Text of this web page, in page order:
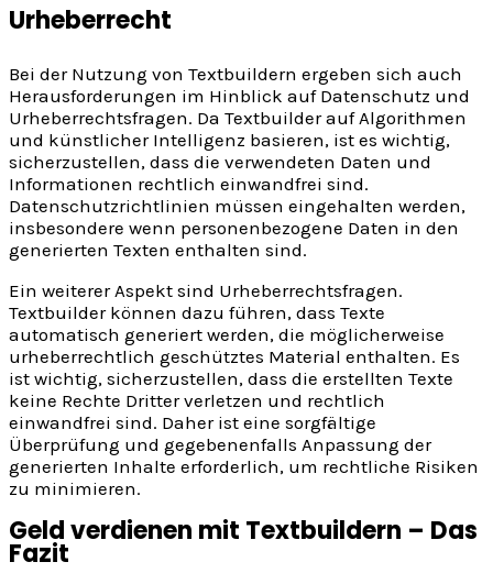
Urheberrecht
Bei der Nutzung von Textbuildern ergeben sich auch
Herausforderungen im Hinblick auf Datenschutz und
Urheberrechtsfragen. Da Textbuilder auf Algorithmen
und künstlicher Intelligenz basieren, ist es wichtig,
sicherzustellen, dass die verwendeten Daten und
Informationen rechtlich einwandfrei sind.
Datenschutzrichtlinien müssen eingehalten werden,
insbesondere wenn personenbezogene Daten in den
generierten Texten enthalten sind.
Ein weiterer Aspekt sind Urheberrechtsfragen.
Textbuilder können dazu führen, dass Texte
automatisch generiert werden, die möglicherweise
urheberrechtlich geschütztes Material enthalten. Es
ist wichtig, sicherzustellen, dass die erstellten Texte
keine Rechte Dritter verletzen und rechtlich
einwandfrei sind. Daher ist eine sorgfältige
Überprüfung und gegebenenfalls Anpassung der
generierten Inhalte erforderlich, um rechtliche Risiken
zu minimieren.
Geld verdienen mit Textbuildern – Das
Fazit